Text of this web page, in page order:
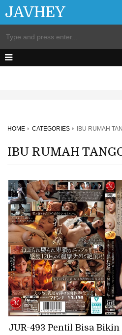
JAVHEY
HOME CATEGORIES IBU RUMAH
IBU RUMAH
JUR-493 Pentil Bisa